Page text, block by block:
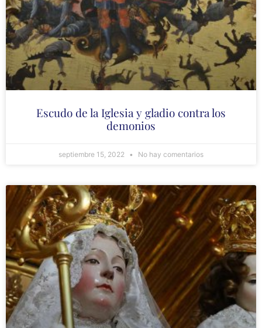
Escudo de la Iglesia y gladio contra los
demonios
septiembre 15, 2022 No hay comentarios